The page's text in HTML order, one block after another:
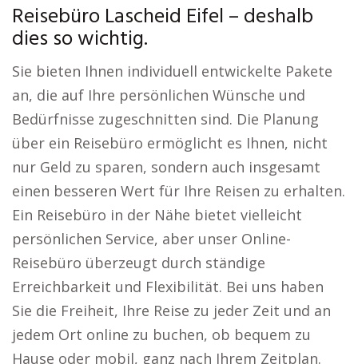
Reisebüro Lascheid Eifel – deshalb
dies so wichtig.
Sie bieten Ihnen individuell entwickelte Pakete
an, die auf Ihre persönlichen Wünsche und
Bedürfnisse zugeschnitten sind. Die Planung
über ein Reisebüro ermöglicht es Ihnen, nicht
nur Geld zu sparen, sondern auch insgesamt
einen besseren Wert für Ihre Reisen zu erhalten.
Ein Reisebüro in der Nähe bietet vielleicht
persönlichen Service, aber unser Online-
Reisebüro überzeugt durch ständige
Erreichbarkeit und Flexibilität. Bei uns haben
Sie die Freiheit, Ihre Reise zu jeder Zeit und an
jedem Ort online zu buchen, ob bequem zu
Hause oder mobil, ganz nach Ihrem Zeitplan.